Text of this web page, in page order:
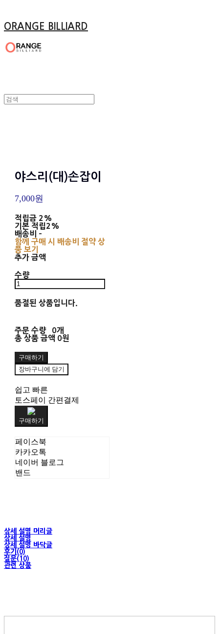
ORANGE BILLIARD
야스리(대)손잡이
7,000원
적립금 2%
기본 적립2%
배송비 -
함께 구매 시 배송비 절약 상
품 보기
추가 금액
수량
품절된 상품입니다.
주문 수량
0개
총 상품 금액 0원
구매하기
장바구니에 담기
쉽고 빠른
토스페이 간편결제
구매하기
페이스북
카카오톡
네이버 블로그
밴드
상세 설명 머리글
상세 설명
상세 설명 바닥글
후기(0)
질문(10)
관련 상품